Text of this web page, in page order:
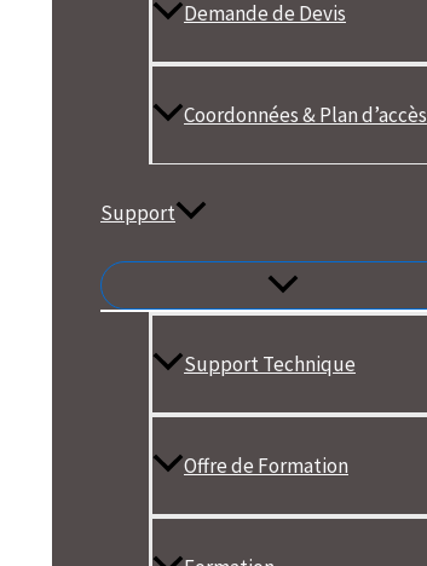
Demande de Devis
Coordonnées & Plan d’accès
Support
Support Technique
Offre de Formation